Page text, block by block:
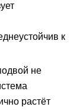
к
не
растёт